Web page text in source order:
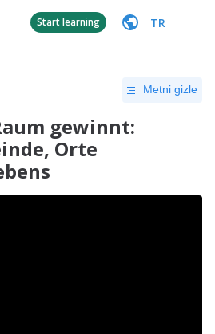
Start learning TR
Metni gizle
gewinnt:
Orte